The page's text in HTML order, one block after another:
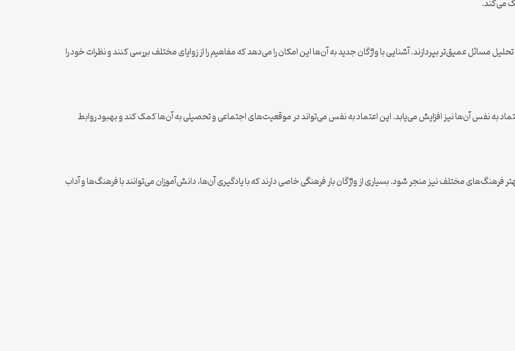
می‌کند.
مسائل عمیق‌تر بپردازند. آشنایی با واژگان جدید به آن‌ها این امکان را می‌دهد که مفاهیم را از زوایای مختلف بررسی کنند و نظرات خود را
به نفس آن‌ها نیز افزایش می‌یابد. این اعتماد به نفس می‌تواند در موقعیت‌های اجتماعی و تحصیلی به آن‌ها کمک کند و بهبود روابط
فرهنگ‌های مختلف نیز منجر شود. بسیاری از واژگان بار فرهنگی خاصی دارند که با یادگیری آن‌ها، دانش‌آموزان می‌توانند با فرهنگ‌ها و آداب